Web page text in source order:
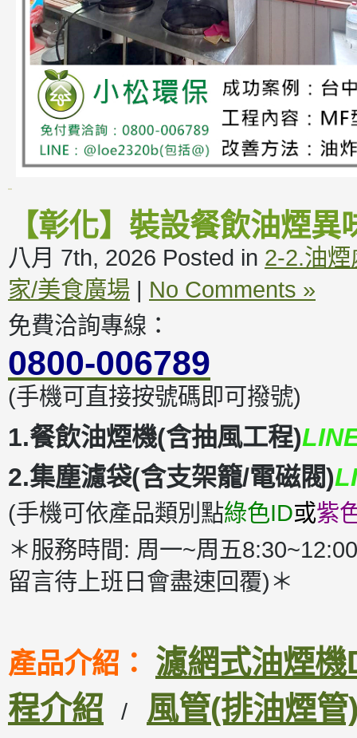
【彰化】裝設餐飲油煙
八月 7th, 2026 Posted in 2-2.油
家/美食廣場 | No Comments »
免費洽詢專線：
0800-006789
(手機可直接按號碼即可撥號)
1.餐飲油煙機(含抽風工程)
2.集塵濾袋(含支架籠/電磁閥)
(手機可依產品類別點綠色ID或紫
＊服務時間: 周一~周五
留言待上班日會盡速回覆)＊
產品介紹： 濾網式油煙
程介紹
/ 風管(排油煙管